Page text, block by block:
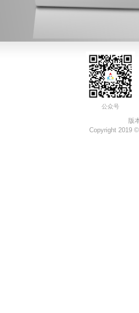
公众号
版
Copyright 2019